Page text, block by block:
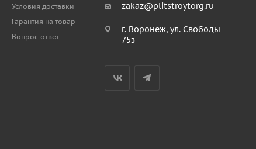
Условия доставки
Гарантия на товар
Вопрос-ответ
zakaz@plitstroytorg.ru
г. Воронеж, ул. Свободы
75з